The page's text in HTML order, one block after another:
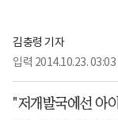
김충령 기자
입력 2014.10.23. 03:03
"저개발국에선 아